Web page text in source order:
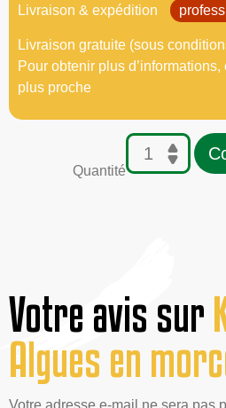
Livraison & expédition
Livraison gratuite (sous
Pour obtenir plus
plus proche
Quantité
Votre avis sur
Algues en